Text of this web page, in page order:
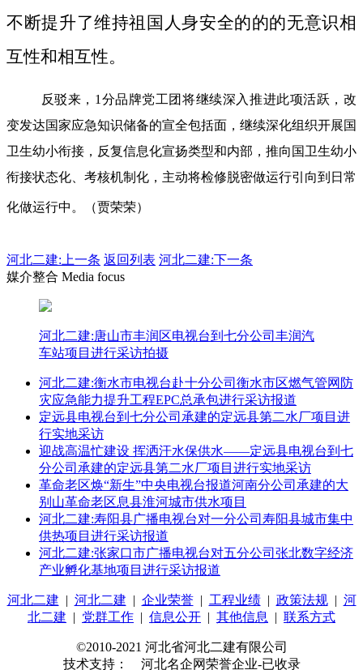
不断提升了维持祖国人身安全的的的无意识相
互性和相互性。
反驳来，1分品牌党工团将继续深入推进此项活跃，改
变发达国家应急知识储备的宣全包括面，继续深化组织开展国
卫生幼小衔接，反复信息化宣扬类型和内部，推向国卫生幼小
衔接状态化、考核机制化，主动将检修脱密做运行引向到日常
化做运行中。（贾荣荣）
河北二建: 上一条 返回列表 河北二建:下一条
媒介整合 Media focus
河北二建:唐山市丰润区电视台到七分公司丰润汽
车站项目进行采访拍摄
河北二建:衡水市电视台赴十分公司衡水市区燃气管网防
灾应急能力提升工程EPC总承包进行采访报道
定远县电视台到七分公司承建的定远县第二水厂项目进
行实地采访
迎战高温忙建设 挥洒汗水保供水——定远县电视台到七
分公司承建的定远县第二水厂项目进行实地采访
革命老区焕“新生”中央电视台报道河南分公司承建的大
别山革命老区息县淮河城市供水项目
河北二建:寿阳县广播电视台对一分公司寿阳县城市集中
供热项目进行采访报道
河北二建:张家口市广播电视台对五分公司张北数字经济
产业孵化基地项目进行采访报道
河北二建 | 河北二建 | 企业荣誉| 工程业绩| 政策法规| 河
北二建 | 党群工作 | 信息公开 | 其他信息 | 联系方式
©2010-2021 河北省河北二建有限公司
技术支持： 河北名企网荣誉企业-已收录